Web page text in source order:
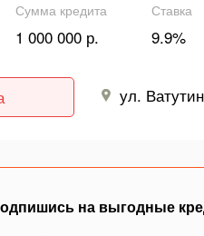
Сумма кредита
1 000 000 р.
Ставка
9.9%
ул.
на выгодные